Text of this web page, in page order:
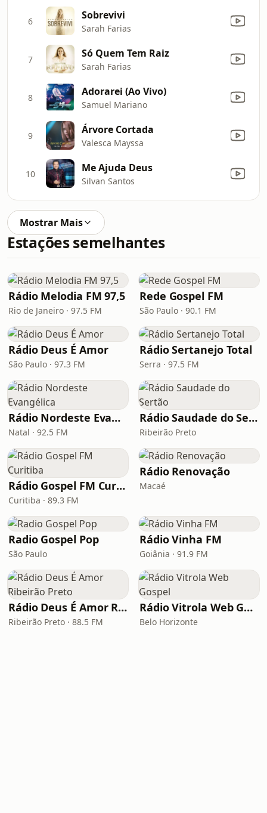
6 Sobrevivi
Sarah Farias
7 Só Quem Tem Raiz
Sarah Farias
8 Adorarei (Ao Vivo)
Samuel Mariano
9 Árvore Cortada
Valesca Mayssa
10 Me Ajuda Deus
Silvan Santos
Mostrar Mais
Estações semelhantes
Rádio Melodia FM 97,5
Rio de Janeiro · 97.5 FM
Rede Gospel FM
São Paulo · 90.1 FM
Rádio Deus É Amor
São Paulo · 97.3 FM
Rádio Sertanejo Total
Serra · 97.5 FM
Rádio Nordeste Evangélica
Natal · 92.5 FM
Rádio Saudade do Sertão
Ribeirão Preto
Rádio Gospel FM Curitiba
Curitiba · 89.3 FM
Rádio Renovação
Macaé
Radio Gospel Pop
São Paulo
Rádio Vinha FM
Goiânia · 91.9 FM
Rádio Deus É Amor Ribeirão Preto
Ribeirão Preto · 88.5 FM
Rádio Vitrola Web Gospel
Belo Horizonte